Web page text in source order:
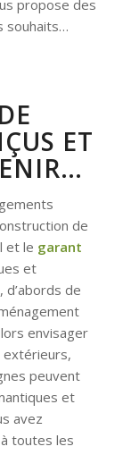
propose des
souhaits…
ET
de
et le garant
et
de
envisager
extérieurs,
peuvent
et
avez
à toutes les